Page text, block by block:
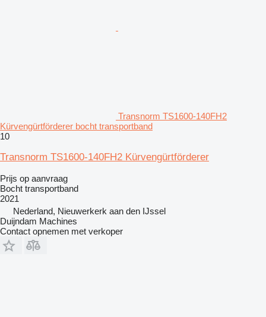
Transnorm TS1600-140FH2
Kürvengürtförderer bocht transportband
10
Transnorm TS1600-140FH2 Kürvengürtförderer
Prijs op aanvraag
Bocht transportband
2021
Nederland, Nieuwerkerk aan den IJssel
Duijndam Machines
Contact opnemen met verkoper